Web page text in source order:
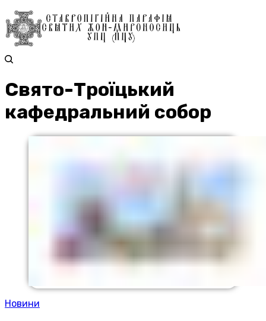
Свято-Троїцький
кафедральний собор
Новини